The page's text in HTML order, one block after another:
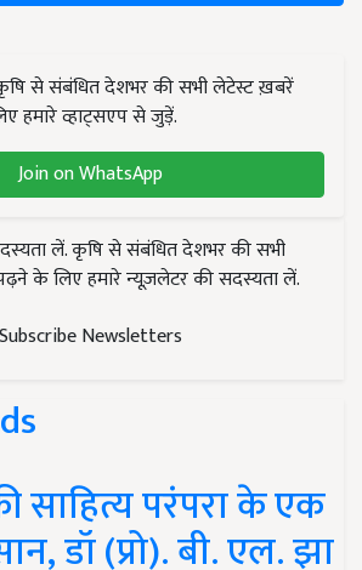
से संबंधित देशभर की सभी लेटेस्ट ख़बरें
हमारे व्हाट्सएप से जुड़ें.
Join on WhatsApp
लें. कृषि से संबंधित देशभर की सभी
के लिए हमारे न्यूज़लेटर की सदस्यता लें.
Subscribe Newsletters
साहित्य परंपरा के एक
डॉ (प्रो). बी. एल. झा